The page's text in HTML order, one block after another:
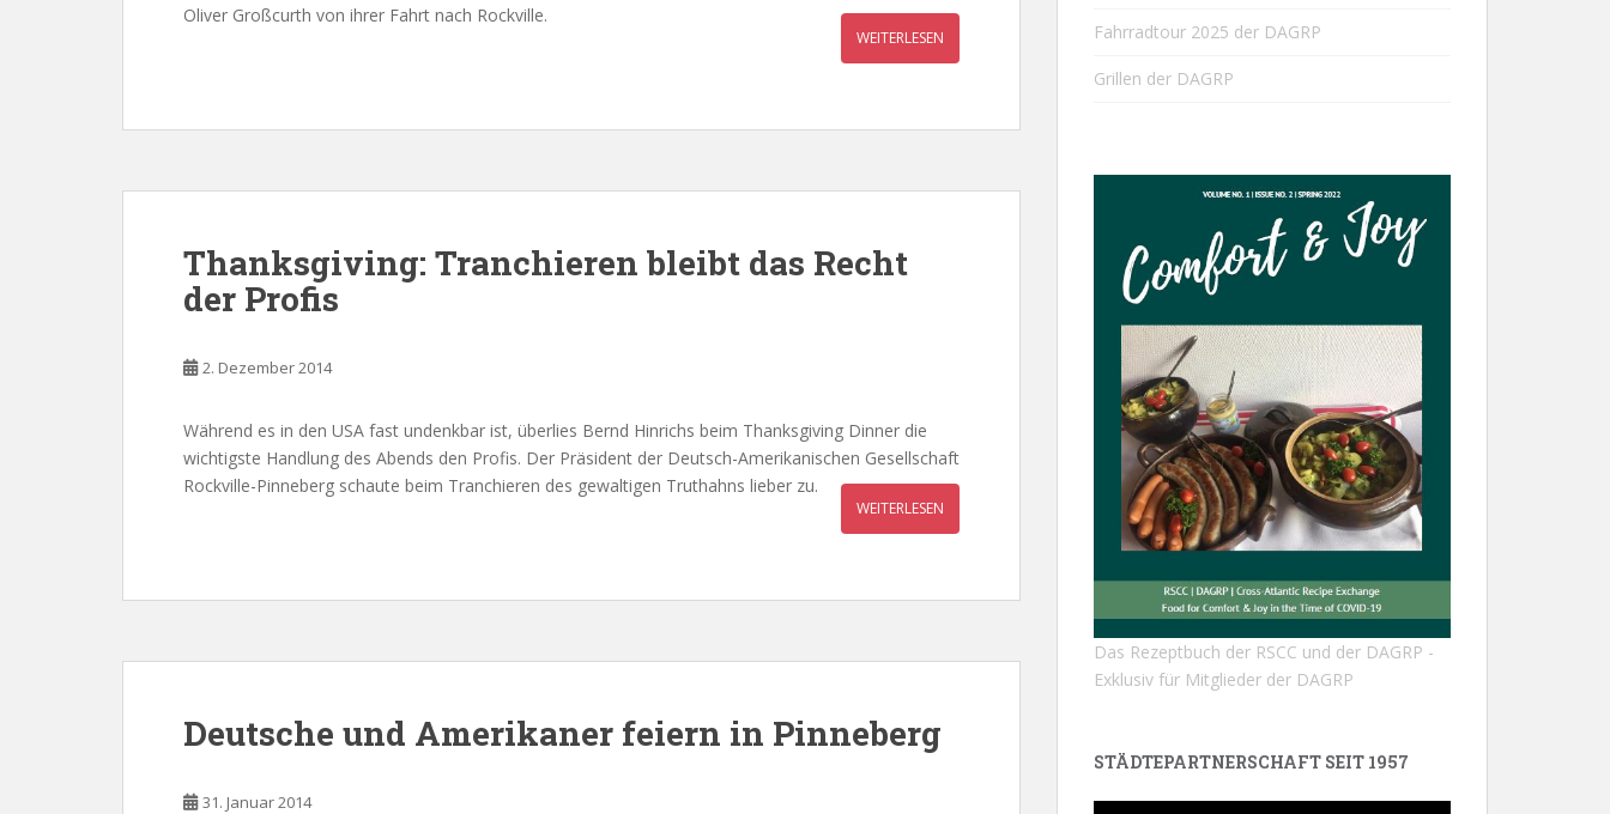
Oliver Großcurth von ihrer Fahrt nach Rockville.
WEITERLESEN
Thanksgiving: Tranchieren bleibt das Recht
der Profis
2. Dezember 2014
Während es in den USA fast undenkbar ist, überlies Bernd Hinrichs beim Thanksgiving Dinner die
wichtigste Handlung des Abends den Profis. Der Präsident der Deutsch-Amerikanischen Gesellschaft
Rockville-Pinneberg schaute beim Tranchieren des gewaltigen Truthahns lieber zu.
WEITERLESEN
Deutsche und Amerikaner feiern in Pinneberg
31. Januar 2014
Fahrradtour 2025 der DAGRP
Grillen der DAGRP
Das Rezeptbuch der RSCC und der DAGRP -
Exklusiv für Mitglieder der DAGRP
STÄDTEPARTNERSCHAFT SEIT 1957